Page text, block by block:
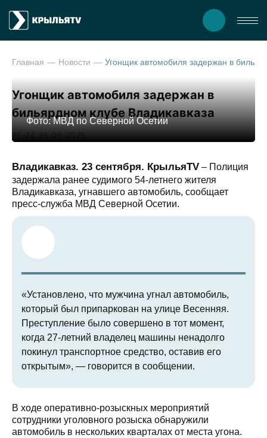
Главная Новости
Угонщик автомобиля задержан в
бильярдном клубе Владикавказа
15:24 23.09.2025
Фото: МВД по Северной Осетии
Владикавказ. 23 сентября. КрыльяTV – Полиция
задержала ранее судимого 54-летнего жителя
Владикавказа, угнавшего автомобиль, сообщает
пресс-служба МВД Северной Осетии.
«Установлено, что мужчина угнал автомобиль,
который был припаркован на улице Весенняя.
Преступление было совершено в тот момент,
когда 27-летний владелец машины ненадолго
покинул транспортное средство, оставив его
открытым», — говорится в сообщении.
В ходе оперативно-розыскных мероприятий
сотрудники уголовного розыска обнаружили
автомобиль в нескольких кварталах от места угона.